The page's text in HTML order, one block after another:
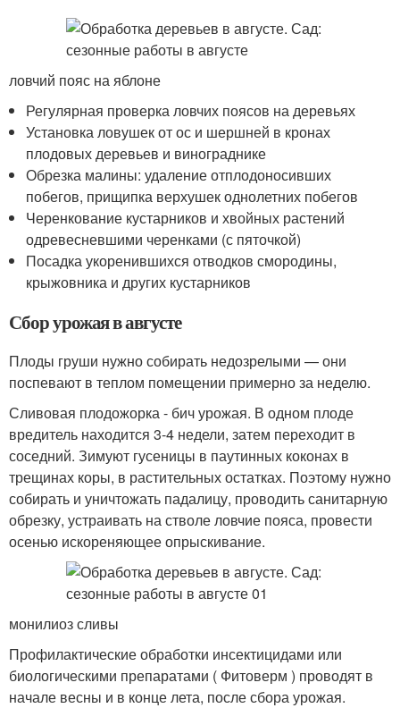
ловчий пояс на яблоне
Регулярная проверка ловчих поясов на деревьях
Установка ловушек от ос и шершней в кронах
плодовых деревьев и винограднике
Обрезка малины: удаление отплодоносивших
побегов, прищипка верхушек однолетних побегов
Черенкование кустарников и хвойных растений
одревесневшими черенками (с пяточкой)
Посадка укоренившихся отводков смородины,
крыжовника и других кустарников
Сбор урожая в августе
Плоды груши нужно собирать недозрелыми — они
поспевают в теплом помещении примерно за неделю.
Сливовая плодожорка - бич урожая. В одном плоде
вредитель находится 3-4 недели, затем переходит в
соседний. Зимуют гусеницы в паутинных коконах в
трещинах коры, в растительных остатках. Поэтому нужно
собирать и уничтожать падалицу, проводить санитарную
обрезку, устраивать на стволе ловчие пояса, провести
осенью искореняющее опрыскивание.
монилиоз сливы
Профилактические обработки инсектицидами или
биологическими препаратами ( Фитоверм ) проводят в
начале весны и в конце лета, после сбора урожая.